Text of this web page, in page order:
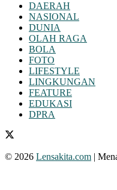
DAERAH
NASIONAL
DUNIA
OLAH RAGA
BOLA
FOTO
LIFESTYLE
LINGKUNGAN
FEATURE
EDUKASI
DPRA
© 2026 Lensakita.com |